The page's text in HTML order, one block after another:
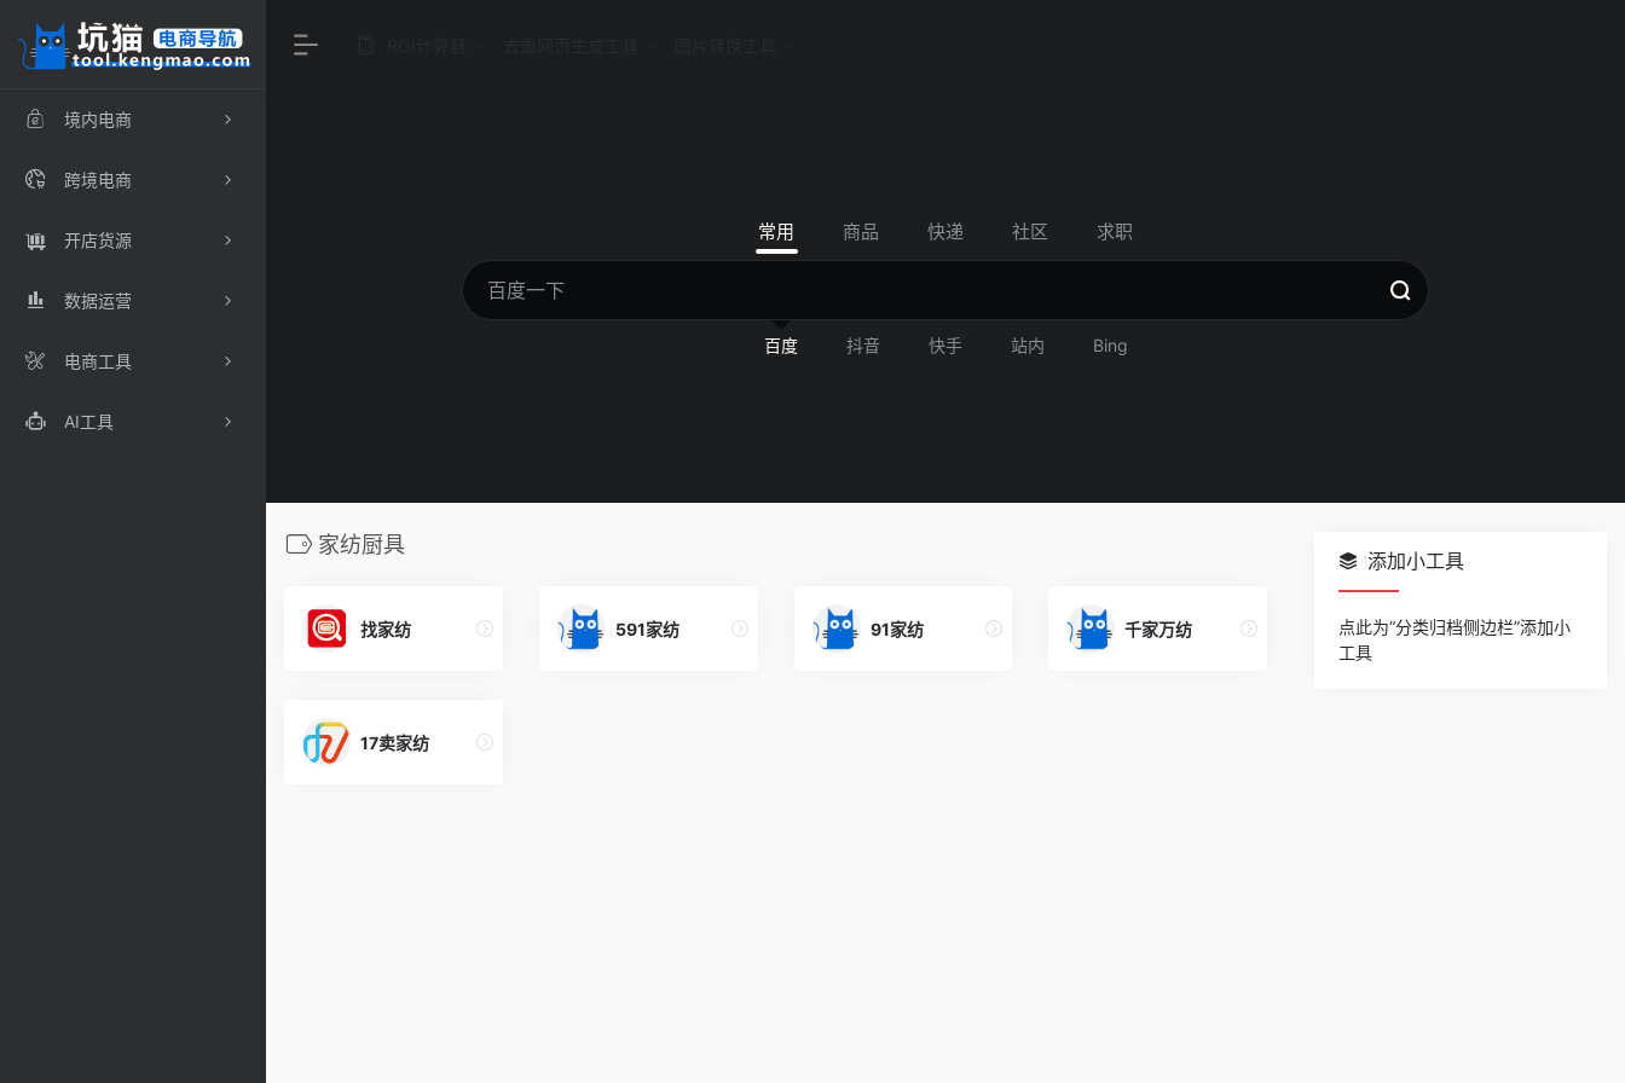
境内电商
跨境电商
开店货源
数据运营
电商工具
AI工具
常用 商品 快递 社区 求职
百度 抖音 快手 站内 Bing
家纺厨具
找家纺 591家纺 91家纺 千家万纺
17卖家纺
添加小工具
点此为“分类归档侧边栏”添加小
工具